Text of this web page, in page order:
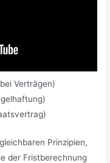
Verträgen)
Prinzipien,
der Fristberechnung